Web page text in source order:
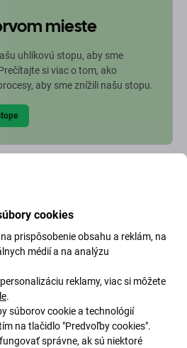
mieste
uhlíkovú stopu, aby sme
si viac o tom, ako
aby sme znížili našu stopu.
potvrdzujem, že mám viac ako 16
cookies
prispôsobenie obsahu a reklám, na
médií a na analýzu
reklamy, viac si môžete
.
súborov cookie a technológií
na tlačidlo "Predvoľby cookies".
správne, ak sú niektoré